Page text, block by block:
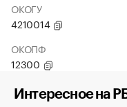
ОКОГУ
4210014
ОКОПФ
12300
Интересное на